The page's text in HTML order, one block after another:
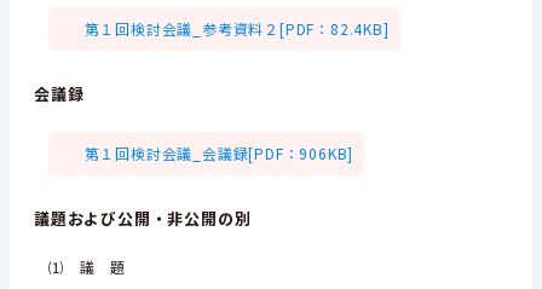
第１回検討会議_参考資料２[PDF：82.4KB]
会議録
第１回検討会議_会議録[PDF：906KB]
議題および公開・非公開の別
⑴ 議 題